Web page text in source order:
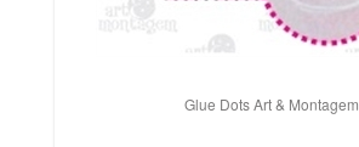
Glue Dots Art & Montagem